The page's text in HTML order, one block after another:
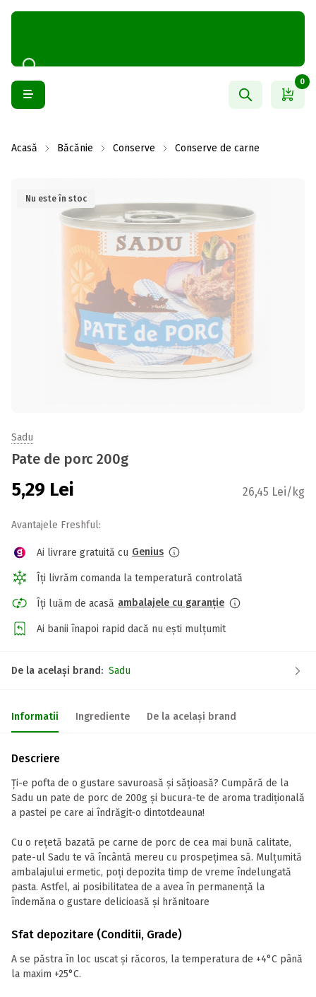
0
Acasă Băcănie Conserve Conserve de carne
Nu este în stoc
Sadu
Pate de porc 200g
5,29 Lei 26,45 Lei/kg
Avantajele Freshful:
Ai livrare gratuită cu Genius
Îți livrăm comanda la temperatură controlată
Îți luăm de acasă ambalajele cu garanție
Ai banii înapoi rapid dacă nu ești mulțumit
De la același brand: Sadu
Informatii Ingrediente De la același brand
Descriere
Ți-e pofta de o gustare savuroasă și sățioasă? Cumpără de la
Sadu un pate de porc de 200g și bucura-te de aroma tradițională
a pastei pe care ai îndrăgit-o dintotdeauna!
Cu o rețetă bazată pe carne de porc de cea mai bună calitate,
pate-ul Sadu te vă încântă mereu cu prospețimea să. Mulțumită
ambalajului ermetic, poți depozita timp de vreme îndelungată
pasta. Astfel, ai posibilitatea de a avea în permanență la
îndemăna o gustare delicioasă și hrănitoare
Sfat depozitare (Conditii, Grade)
A se păstra în loc uscat și răcoros, la temperatura de +4°C până
la maxim +25°C.